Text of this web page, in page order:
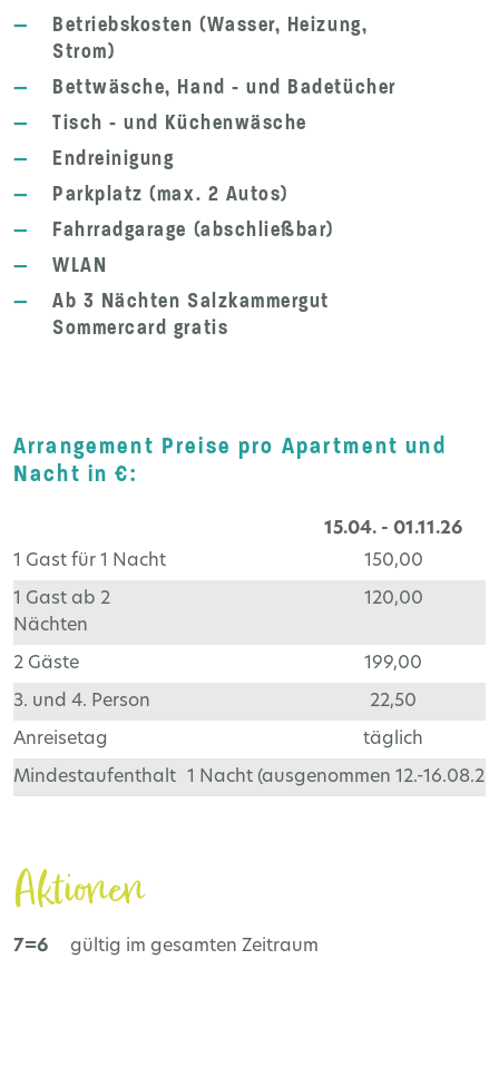
—
Betriebskosten (Wasser, Heizung,
Strom)
—
Bettwäsche, Hand - und Badetücher
—
Tisch - und Küchenwäsche
—
Endreinigung
—
Parkplatz (max. 2 Autos)
—
Fahrradgarage (abschließbar)
—
WLAN
—
Ab 3 Nächten Salzkammergut
Sommercard gratis
Arrangement Preise pro Apartment und
Nacht in €:
15.04. - 01.11.26
1 Gast für 1 Nacht
150,00
1 Gast ab 2
Nächten
120,00
2 Gäste 199,00
3. und 4. Person 22,50
Anreisetag täglich
Mindestaufenthalt 1 Nacht (ausgenommen 12.-
Aktionen
7=6 gültig im gesamten Zeitraum